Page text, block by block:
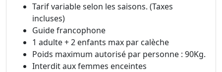
Tarif variable selon les saisons. (Taxes
incluses)
Guide francophone
1 adulte + 2 enfants max par calèche
Poids maximum autorisé par personne : 90Kg.
Interdit aux femmes enceintes